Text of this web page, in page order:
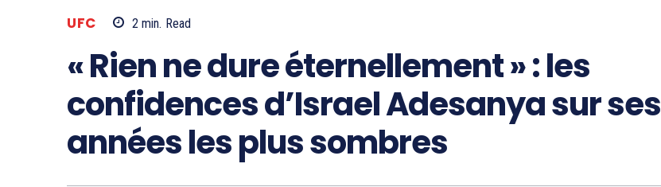
UFC 2 min. Read
« Rien ne dure éternellement » : les
confidences d’Israel Adesanya sur ses
années les plus sombres